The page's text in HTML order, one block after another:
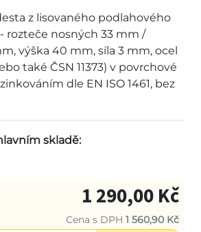
z lisovaného podlahového
- rozteče nosných 33 mm /
výška 40 mm, síla 3 mm, ocel
také ČSN 11373) v povrchové
dle EN ISO 1461, bez
skladě:
1 290,00 Kč
Cena s DPH 1 560,90 Kč